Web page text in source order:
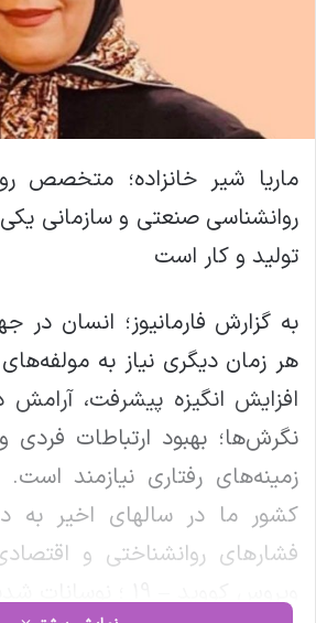
ماریا شیر خانزاده؛ متخصص
روانشناسی صنعتی و سازمانی
تولید و کار است
به گزارش فارمانیوز؛ انسان در
هر زمان دیگری نیاز به
افزایش انگیزه پیشرفت، آرامش
نگرش‌ها؛ بهبود ارتباطات فردی
زمینه‌های رفتاری نیازمند
کشور ما در سالهای اخیر به
فشارهای روانشناختی و